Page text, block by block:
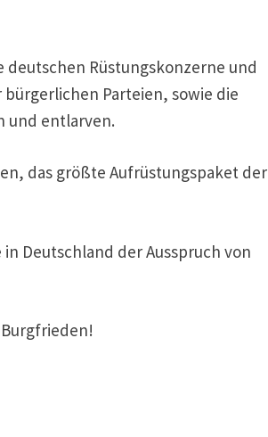
deutschen Rüstungskonzerne und
Parteien, sowie die
und entlarven.
das größte Aufrüstungspaket der
Deutschland der Ausspruch von